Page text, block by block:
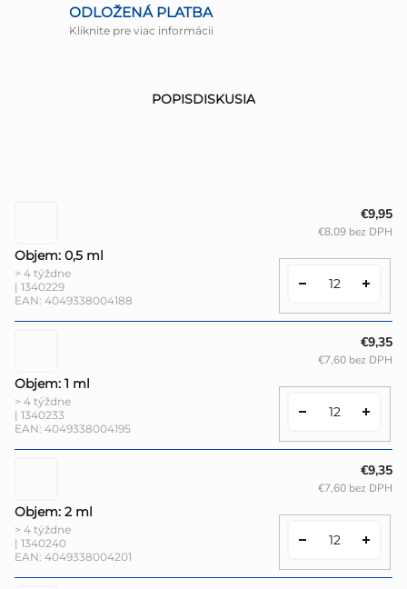
ODLOŽENÁ PLATBA
Kliknite pre viac informácií
POPISDISKUSIA
Objem: 0,5 ml
> 4 týždne
| 1340229
EAN: 4049338004188
€9,95
€8,09 bez DPH
Objem: 1 ml
> 4 týždne
| 1340233
EAN: 4049338004195
€9,35
€7,60 bez DPH
Objem: 2 ml
> 4 týždne
| 1340240
EAN: 4049338004201
€9,35
€7,60 bez DPH